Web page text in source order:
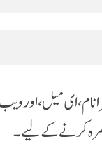
نام، ای میل، اور
کرنے کےلیے۔